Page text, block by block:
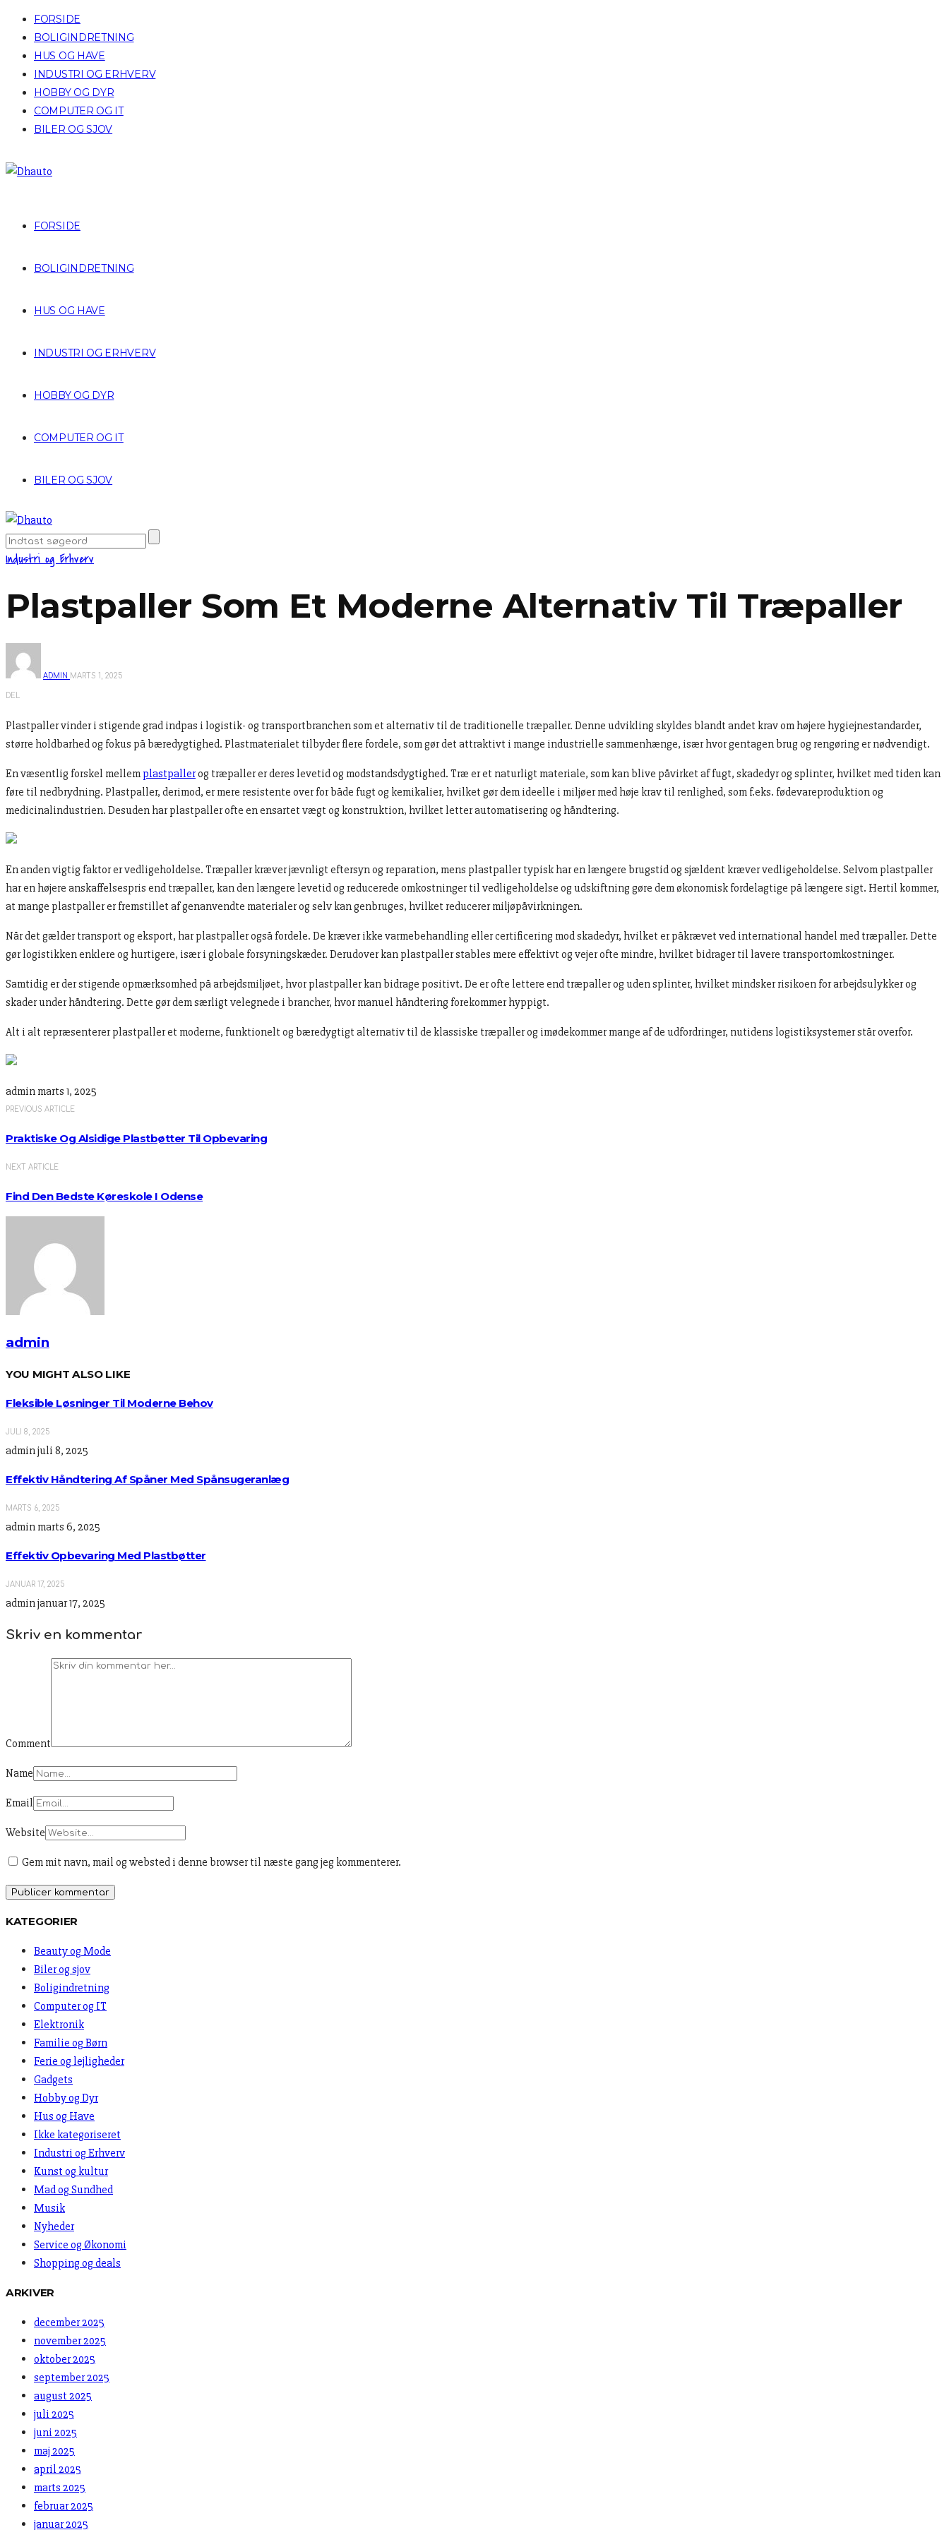
FORSIDE
BOLIGINDRETNING
HUS OG HAVE
INDUSTRI OG ERHVERV
HOBBY OG DYR
COMPUTER OG IT
BILER OG SJOV
FORSIDE
BOLIGINDRETNING
HUS OG HAVE
INDUSTRI OG ERHVERV
HOBBY OG DYR
COMPUTER OG IT
BILER OG SJOV
Industri og Erhverv
Plastpaller Som Et Moderne Alternativ Til Træpaller
ADMIN MARTS 1, 2025
DEL
Plastpaller vinder i stigende grad indpas i logistik- og transportbranchen som et alternativ til de traditionelle træpaller. Denne udvikling skyldes blandt andet krav om højere hygiejnestandarder,
større holdbarhed og fokus på bæredygtighed. Plastmaterialet tilbyder flere fordele, som gør det attraktivt i mange industrielle sammenhænge, især hvor gentagen brug og rengøring er nødvendigt.
En væsentlig forskel mellem plastpallerog træpaller er deres levetid og modstandsdygtighed. Træ er et naturligt materiale, som kan blive påvirket af fugt, skadedyr og splinter, hvilket med tiden kan
føre til nedbrydning. Plastpaller, derimod, er mere resistente over for både fugt og kemikalier, hvilket gør dem ideelle i miljøer med høje krav til renlighed, som f.eks. fødevareproduktion og
medicinalindustrien. Desuden har plastpaller ofte en ensartet vægt og konstruktion, hvilket letter automatisering og håndtering.
En anden vigtig faktor er vedligeholdelse. Træpaller kræver jævnligt eftersyn og reparation, mens plastpaller typisk har en længere brugstid og sjældent kræver vedligeholdelse. Selvom plastpaller
har en højere anskaffelsespris end træpaller, kan den længere levetid og reducerede omkostninger til vedligeholdelse og udskiftning gøre dem økonomisk fordelagtige på længere sigt. Hertil kommer,
at mange plastpaller er fremstillet af genanvendte materialer og selv kan genbruges, hvilket reducerer miljøpåvirkningen.
Når det gælder transport og eksport, har plastpaller også fordele. De kræver ikke varmebehandling eller certificering mod skadedyr, hvilket er påkrævet ved international handel med træpaller. Dette
gør logistikken enklere og hurtigere, især i globale forsyningskæder. Derudover kan plastpaller stables mere effektivt og vejer ofte mindre, hvilket bidrager til lavere transportomkostninger.
Samtidig er der stigende opmærksomhed på arbejdsmiljøet, hvor plastpaller kan bidrage positivt. De er ofte lettere end træpaller og uden splinter, hvilket mindsker risikoen for arbejdsulykker og
skader under håndtering. Dette gør dem særligt velegnede i brancher, hvor manuel håndtering forekommer hyppigt.
Alt i alt repræsenterer plastpaller et moderne, funktionelt og bæredygtigt alternativ til de klassiske træpaller og imødekommer mange af de udfordringer, nutidens logistiksystemer står overfor.
admin marts 1, 2025
PREVIOUS ARTICLE
Praktiske Og Alsidige Plastbøtter Til Opbevaring
NEXT ARTICLE
Find Den Bedste Køreskole I Odense
admin
YOU MIGHT ALSO LIKE
Fleksible Løsninger Til Moderne Behov
JULI 8, 2025
adminjuli 8, 2025
Effektiv Håndtering Af Spåner Med Spånsugeranlæg
MARTS 6, 2025
admin marts 6, 2025
Effektiv Opbevaring Med Plastbøtter
JANUAR 17, 2025
adminjanuar 17, 2025
Skriv en kommentar
Comment
Name
Email
Website
Gem mit navn, mail og websted i denne browser til næste gang jeg kommenterer.
KATEGORIER
Beauty og Mode
Biler og sjov
Boligindretning
Computer og IT
Elektronik
Familie og Børn
Ferie og lejligheder
Gadgets
Hobby og Dyr
Hus og Have
Ikke kategoriseret
Industri og Erhverv
Kunst og kultur
Mad og Sundhed
Musik
Nyheder
Service og Økonomi
Shopping og deals
ARKIVER
december 2025
november 2025
oktober 2025
september 2025
august 2025
juli 2025
juni 2025
maj 2025
april 2025
marts 2025
februar 2025
januar 2025